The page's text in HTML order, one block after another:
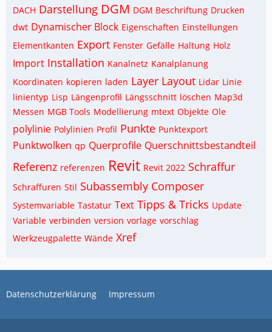
DACH Darstellung DGM DGM Beschriftung Drucken
dwt Dynamischer Block Eigenschaften Einstellungen
Elementkanten Export Fenster Gefälle Haltung Holz
Import Installation Kanalnetz Kanalplanung
Koordinaten kopieren laden Layer Layout Lidar Linie
linientyp Lisp Längenprofil Längsschnitt löschen Map3d
Messen MGB Tools Modellierung mtext Objekte Ole
polylinie Polylinien Profil Punkte Punktexport
Punktwolken qp Querprofile Querschnittsbestandteil
Referenz referenzen Revit Revit 2022 Schraffur
Schraffuren Stil Subassembly Composer
Systemvariable Tastatur Text Tipps & Tricks Update
Variable verbinden version vorlage vorschlag
Werkzeugpalette Wände Xref
Datenschutzerklärung Impressum